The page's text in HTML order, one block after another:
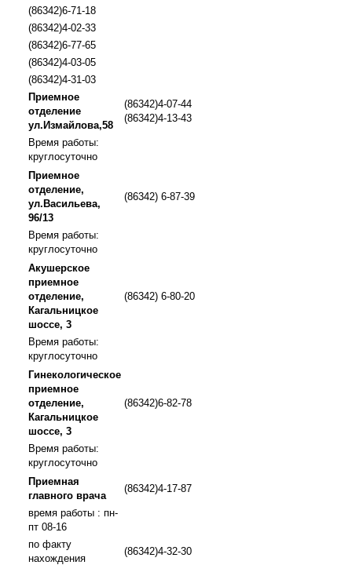
(86342)6-71-18
(86342)4-02-33
(86342)6-77-65
(86342)4-03-05
(86342)4-31-03
Приемное
отделение
ул.Измайлова,58
(86342)4-07-44
(86342)4-13-43
Время работы:
круглосуточно
Приемное
отделение,
ул.Васильева,
96/13
(86342) 6-87-39
Время работы:
круглосуточно
Акушерское
приемное
отделение,
Кагальницкое
шоссе, 3
(86342) 6-80-20
Время работы:
круглосуточно
Гинекологическое
приемное
отделение,
Кагальницкое
шоссе, 3
(86342)6-82-78
Время работы:
круглосуточно
Приемная
главного врача
(86342)4-17-87
время работы : пн-
пт 08-16
по факту
нахождения
(86342)4-32-30